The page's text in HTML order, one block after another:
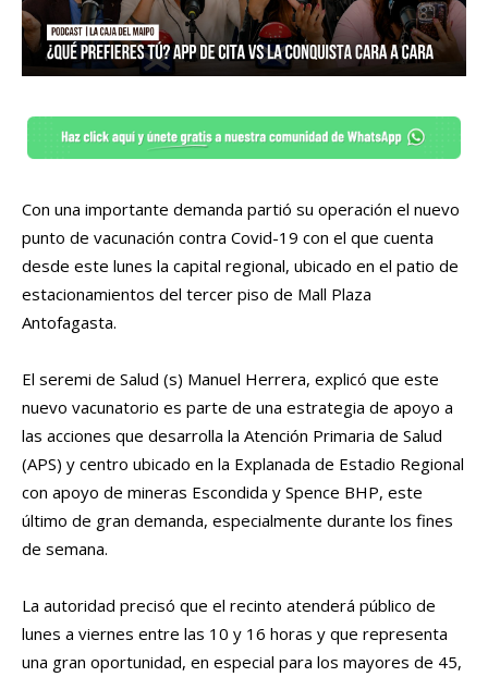
Con una importante demanda partió su operación el nuevo
punto de vacunación contra Covid-19 con el que cuenta
desde este lunes la capital regional, ubicado en el patio de
estacionamientos del tercer piso de Mall Plaza
Antofagasta.
El seremi de Salud (s) Manuel Herrera, explicó que este
nuevo vacunatorio es parte de una estrategia de apoyo a
las acciones que desarrolla la Atención Primaria de Salud
(APS) y centro ubicado en la Explanada de Estadio Regional
con apoyo de mineras Escondida y Spence BHP, este
último de gran demanda, especialmente durante los fines
de semana.
La autoridad precisó que el recinto atenderá público de
lunes a viernes entre las 10 y 16 horas y que representa
una gran oportunidad, en especial para los mayores de 45,